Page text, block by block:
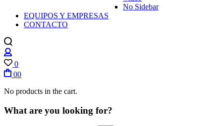
No Sidebar
EQUIPOS Y EMPRESAS
CONTACTO
/
Register
0
00
No products in the cart.
What are you looking for?